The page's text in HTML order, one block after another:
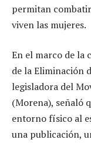
permitan
viven las mujeres.
En el marco de la
de la Eliminación
legisladora del
(Morena), señaló
entorno físico al
una publicación,